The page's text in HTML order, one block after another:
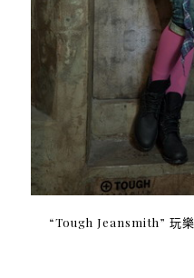
“Tough Jeansmith” 玩